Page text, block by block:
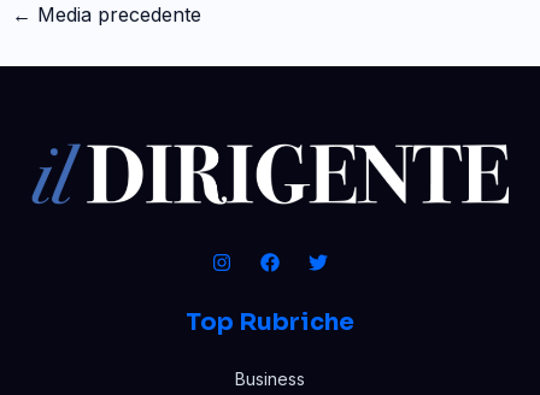
← Media precedente
Top Rubriche
Business